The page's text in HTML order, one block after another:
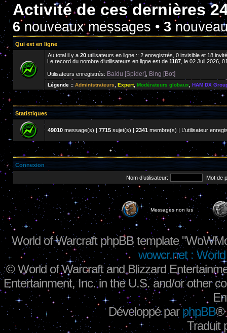
Activité de ces dernières
6nouveaux messages • 3
Qui est en ligne
Au total il y a 20 utilisateurs en ligne :: 2 enregistrés, 0 invisible et 18
Le record du nombre d’utilisateurs en ligne est de 1187 , le 02 Juil 2026,
Utilisateurs enregistrés: Baidu [Spider] Bing [Bot]
Légende :: Administrateurs Expert, Modérateurs globaux HAM DX
Statistiques
49010 message(s) | 7715 sujet(s) | 2341 membre(s) | L’utilisateur
Connexion
Nom d’utilisateur: Mot de
Messages non lus
World of Warcraft phpBB template
wowcr.net :
©World of Warcraft and Blizzard
Entertainment, Inc. in the U.S. and/or other
Développé par phpBB®
Traduit